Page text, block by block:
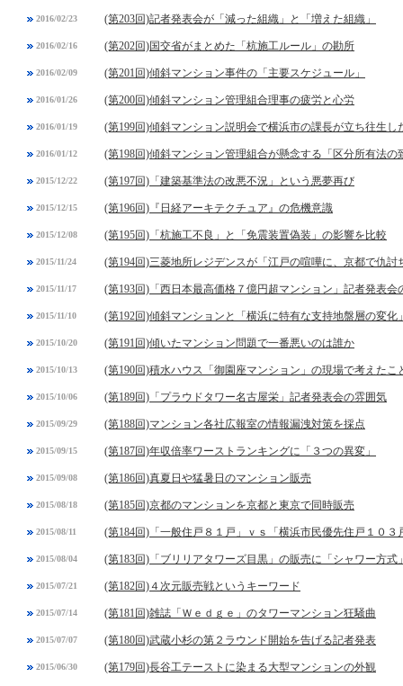
2016/02/23 (第203回)記者発表会が「減った組織」と「増えた組織」
2016/02/16 (第202回)国交省がまとめた「杭施工ルール」の勘所
2016/02/09 (第201回)傾斜マンション事件の「主要スケジュール」
2016/01/26 (第200回)傾斜マンション管理組合理事の疲労と心労
2016/01/19 (第199回)傾斜マンション説明会で横浜市の課長が立ち往生し
2016/01/12 (第198回)傾斜マンション管理組合が懸念する「区分所有法の
2015/12/22 (第197回)「建築基準法の改悪不況」という悪夢再び
2015/12/15 (第196回)『日経アーキテクチュア』の危機意識
2015/12/08 (第195回)「杭施工不良」と「免震装置偽装」の影響を比較
2015/11/24 (第194回)三菱地所レジデンスが「江戸の喧嘩に、京都で仇討
2015/11/17 (第193回)「西日本最高価格７億円超マンション」記者発表会
2015/11/10 (第192回)傾斜マンションと「横浜に特有な支持地盤層の変化
2015/10/20 (第191回)傾いたマンション問題で一番悪いのは誰か
2015/10/13 (第190回)積水ハウス「御園座マンション」の現場で考えたこ
2015/10/06 (第189回)「プラウドタワー名古屋栄」記者発表会の雰囲気
2015/09/29 (第188回)マンション各社広報室の情報漏洩対策を採点
2015/09/15 (第187回)年収倍率ワーストランキングに「３つの異変」
2015/09/08 (第186回)真夏日や猛暑日のマンション販売
2015/08/18 (第185回)京都のマンションを京都と東京で同時販売
2015/08/11 (第184回)「一般住戸８１戸」ｖｓ「横浜市民優先住戸１０３
2015/08/04 (第183回)「ブリリアタワーズ目黒」の販売に「シャワー方式
2015/07/21 (第182回)４次元販売戦というキーワード
2015/07/14 (第181回)雑誌「Ｗｅｄｇｅ」のタワーマンション狂騒曲
2015/07/07 (第180回)武蔵小杉の第２ラウンド開始を告げる記者発表
2015/06/30 (第179回)長谷工テーストに染まる大型マンションの外観